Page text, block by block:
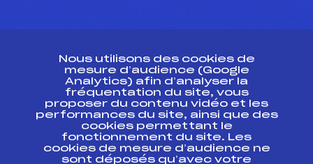
Ressources
Pass’Neige
Projet sportif fédéral
Projet de performance fédéral
Nous utilisons des cookies de
mesure d’audience (Google
Analytics) afin d’analyser la
fréquentation du site, vous
proposer du contenu vidéo et les
performances du site, ainsi que des
cookies permettant le
fonctionnement du site. Les
cookies de mesure d’audience ne
sont déposés qu’avec votre